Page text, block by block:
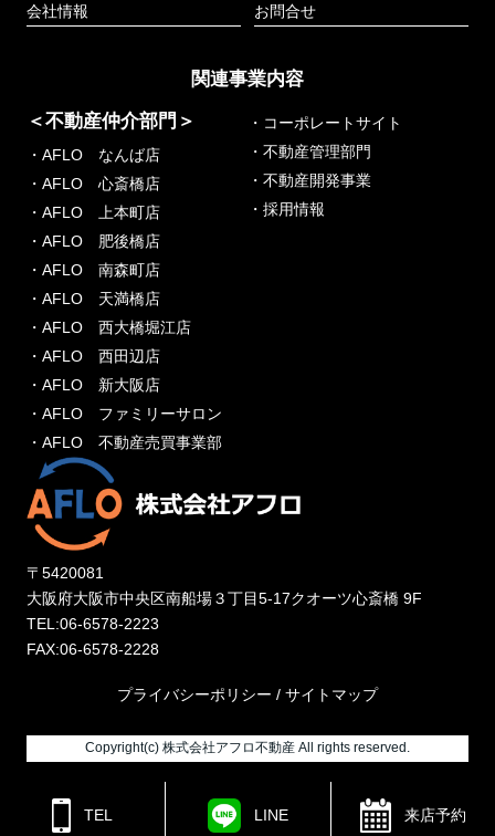
会社情報 お問合せ
関連事業内容
＜不動産仲介部門＞
・AFLO なんば店
・AFLO 心斎橋店
・AFLO 上本町店
・AFLO 肥後橋店
・AFLO 南森町店
・AFLO 天満橋店
・AFLO 西大橋堀江店
・AFLO 西田辺店
・AFLO 新大阪店
・AFLO ファミリーサロン
・AFLO 不動産売買事業部
・コーポレートサイト
・不動産管理部門
・不動産開発事業
・採用情報
〒5420081
大阪府大阪市中央区南船場３丁目5-17クオーツ心斎橋 9F
TEL:06-6578-2223
FAX:06-6578-2228
プライバシーポリシー / サイトマップ
Copyright(c) 株式会社アフロ不動産 All rights reserved.
TEL LINE 来店予約